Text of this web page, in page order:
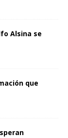
Alsina se
que